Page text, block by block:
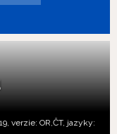
verzie: OR,ČT, jazyky: